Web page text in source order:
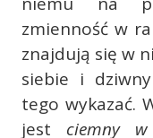
zmienność w
znajdują się w
siebie i
tego wykazać.
jest ciemny